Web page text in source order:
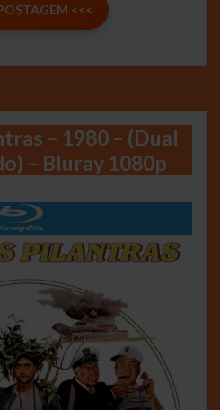
<<<
– 1980 – (Dual
– Bluray 1080p